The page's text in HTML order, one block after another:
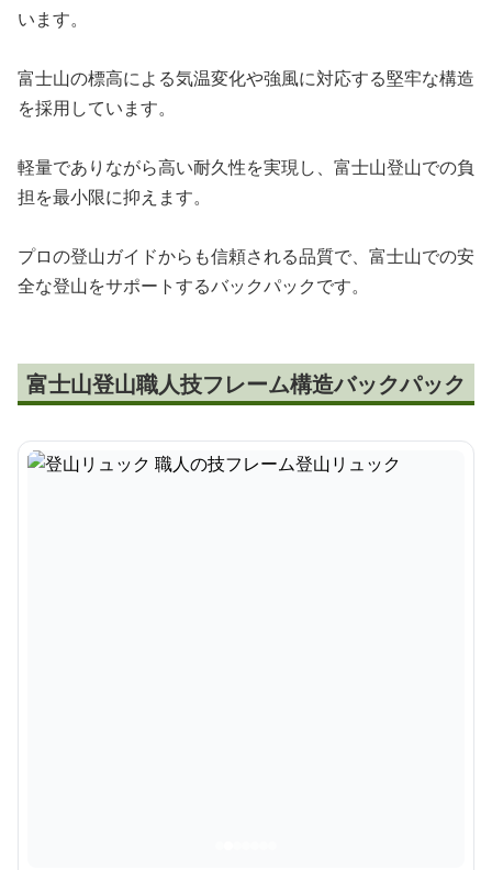
います。
富士山の標高による気温変化や強風に対応する堅牢な構造
を採用しています。
軽量でありながら高い耐久性を実現し、富士山登山での負
担を最小限に抑えます。
プロの登山ガイドからも信頼される品質で、富士山での安
全な登山をサポートするバックパックです。
富士山登山職人技フレーム構造バックパック